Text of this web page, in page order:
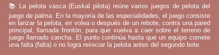
📚 La pelota vasca (Euskal pilota) reúne varios juegos de pelota del
juego de palma. En la mayoría de las especialidades, el juego consiste
en lanzar la pelota, en volea o después de un rebote, contra una pared
principal, llamada frontón, para que vuelva a caer sobre el terreno de
juego llamado cancha. El punto continúa hasta que un equipo comete
una falta (falta) o no logra reiniciar la pelota antes del segundo bote.